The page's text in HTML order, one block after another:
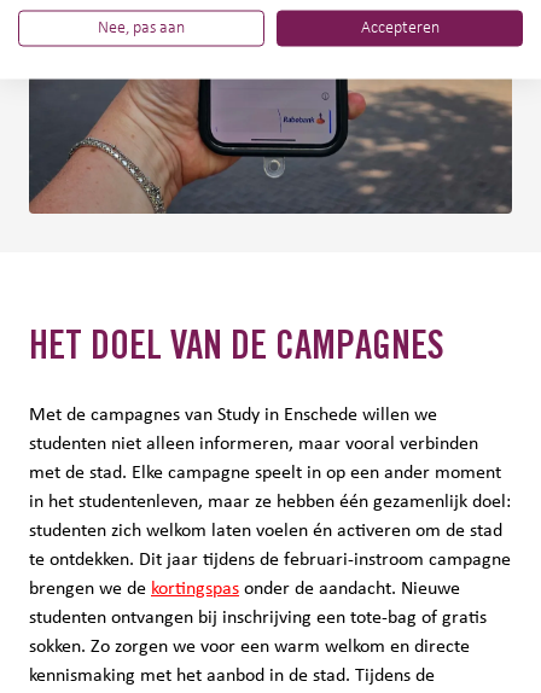
HET DOEL VAN DE CAMPAGNES
Met de campagnes van Study in Enschede willen we
studenten niet alleen informeren, maar vooral verbinden
met de stad. Elke campagne speelt in op een ander moment
in het studentenleven, maar ze hebben één gezamenlijk doel:
studenten zich welkom laten voelen én activeren om de stad
te ontdekken. Dit jaar tijdens de februari-instroom campagne
brengen we de kortingspas onder de aandacht. Nieuwe
studenten ontvangen bij inschrijving een tote-bag of gratis
sokken. Zo zorgen we voor een warm welkom en directe
kennismaking met het aanbod in de stad. Tijdens de
Nee, pas aan Accepteren